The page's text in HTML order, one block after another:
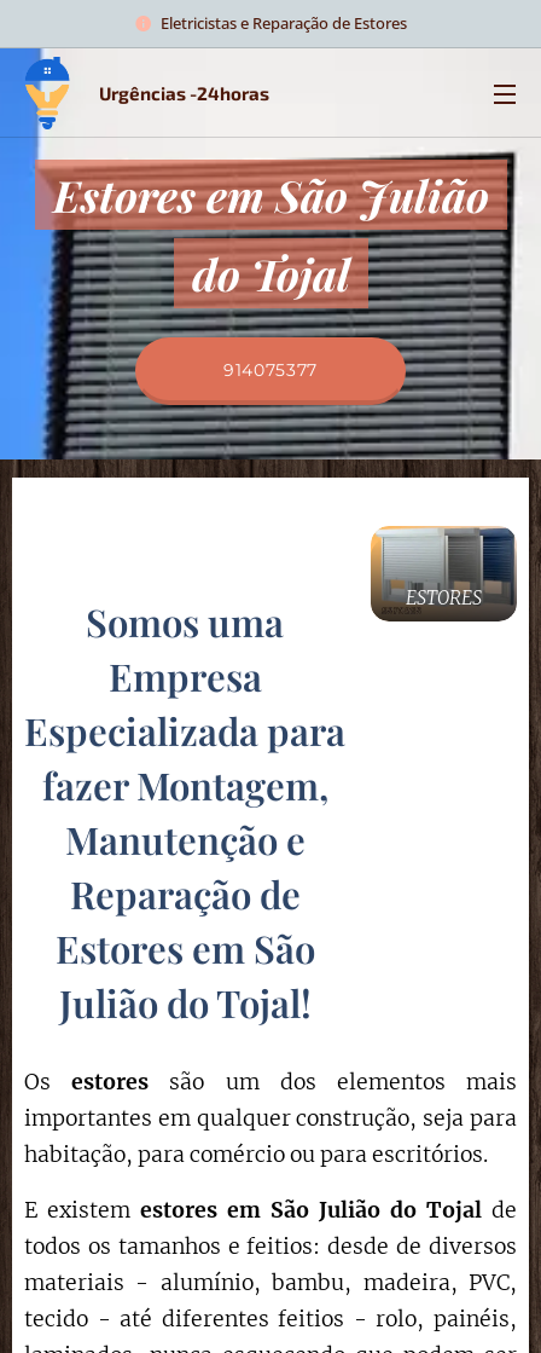
Eletricistas e Reparação de Estores
Urgências -24horas
Estores em São Julião
do Tojal
914075377
ESTORES
Somos uma
Empresa
Especializada para
fazer Montagem,
Manutenção e
Reparação de
Estores em São
Julião do Tojal!
Os estores são um dos elementos mais
importantes em qualquer construção, seja para
habitação, para comércio ou para escritórios.
E existem estores em São Julião do Tojal de
todos os tamanhos e feitios: desde de diversos
materiais - alumínio, bambu, madeira, PVC,
tecido - até diferentes feitios - rolo, painéis,